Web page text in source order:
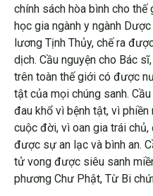
chính sách hòa bình cho thế
học gia ngành y ngành
lương Tịnh Thủy, chế ra
dịch. Cầu nguyện cho Bác
trên toàn thế giới có được
tật của mọi chúng sanh.
đau khổ vì bệnh tật, vì
cuộc đời, vì oan gia trái
được sự an lạc và bình an.
tử vong được siêu sanh
phương Chư Phật, Từ Bi